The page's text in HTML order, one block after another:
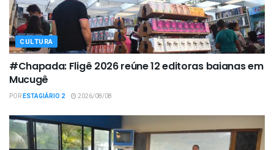
CULTURA
#Chapada: Fligê 2026 reúne 12 editoras baianas em
Mucugê
PORESTAGIÁRIO 2 2026/08/08